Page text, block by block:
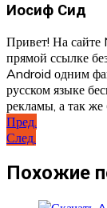
Иосиф Сид
Привет! На
прямой ссылке
Android одним
русском языке
рекламы, а так же
Навигация
по
записям
Пред.
След.
Похожие